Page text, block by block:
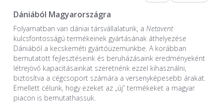
Dániából Magyarországra
Folyamatban van dániai társvállalatunk, a Netavent
kulcsfontosságú termékeinek gyártásának áthelyezése
Dániából a kecskeméti gyártóüzemünkbe. A korábban
bemutatott fejlesztéseink és beruházásaink eredményeként
létrejövő kapacitásainkat szeretnénk ezzel kihasználni,
biztosítva a cégcsoport számára a versenyképesebb árakat.
Emellett célunk, hogy ezeket az „új” termékeket a magyar
piacon is bemutathassuk.